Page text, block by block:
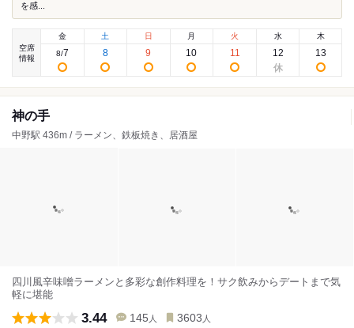
を感...
空席
情報
金
8/7
土
8
日
9
月
10
火
11
水
12
木
13
神の手
中野駅 436m / ラーメン、鉄板焼き、居酒屋
四川風辛味噌ラーメンと多彩な創作料理を！サク飲みからデートまで気
軽に堪能
3.44 145 人 3603 人